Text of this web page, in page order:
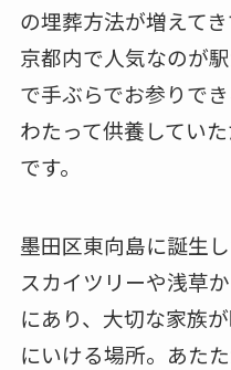
の埋葬方法が増えて
京都内で人気なのが
で手ぶらでお参りで
わたって供養してい
です。
墨田区東向島に誕生
スカイツリーや浅草
にあり、大切な家族
にいける場所。あた